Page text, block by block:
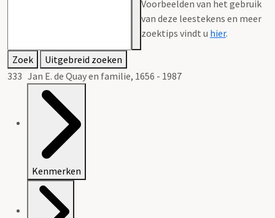
Voorbeelden van het gebruik
van deze leestekens en meer
zoektips vindt u hier.
Zoek
Uitgebreid zoeken
333 Jan E. de Quay en familie, 1656 - 1987
Kenmerken